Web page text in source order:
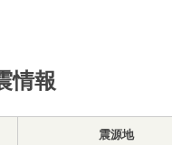
情報
震源地